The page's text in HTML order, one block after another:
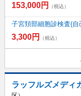
153,000円 （税込）
子宮頚部細胞診検査(自
3,300円 （税込）
ラッフルズメディ